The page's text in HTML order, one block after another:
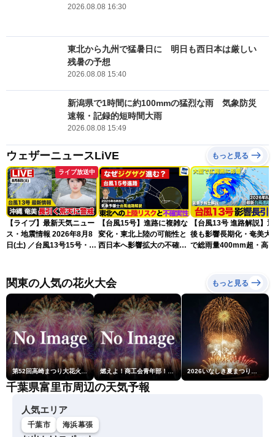
2026.08.08 16:30
東北から九州で猛暑日に 明日も西日本は厳しい
残暑の予想
2026.08.08 15:40
新潟県で1時間に約100mmの猛烈な雨 気象防災
速報・記録的短時間大雨
2026.08.08 15:49
ウェザーニュースLiVE もっと見る
ライブ放送中
【ライブ】最新天気ニュー
ス・地震情報 2026年8月8
日(土) ／台風13号15号・ゲ
ニュースLiVEイブニング・
小川千奈／芳野達郎〉
【台風15号】進路に複雑な
変化・東北上陸の可能性と
西日本へ影響拡大の不確実
【台風13号 進路解説】
後も影響長期化・奄美大
で総雨量400mm超・高波
関東の人気の花火大会 もっと見る
第52回高崎まつり大花火大会 燃えよ！商工会青年部！！第23回こうのす花火大会
千葉県富里市周辺の天気予報
人気エリア
千葉市 海浜幕張